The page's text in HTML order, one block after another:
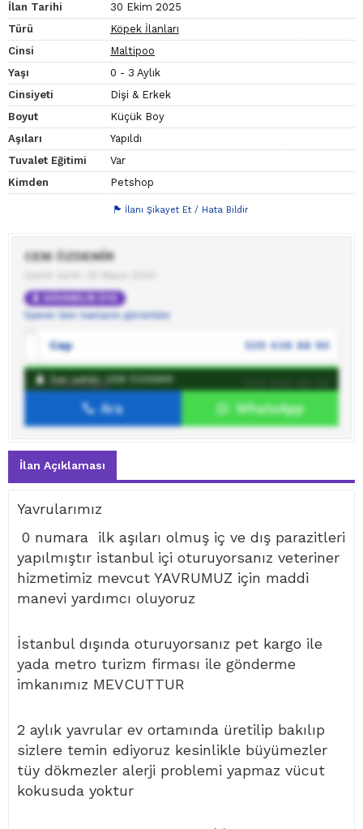
İlan Tarihi
30 Ekim 2025
Türü
Köpek İlanları
Cinsi
Maltipoo
Yaşı
0 - 3 Aylık
Cinsiyeti
Dişi & Erkek
Boyut
Küçük Boy
Aşıları
Yapıldı
Tuvalet Eğitimi
Var
Kimden
Petshop
İlanı Şikayet Et / Hata Bildir
CEM ÖZDEMİR
Üyenin tüm ilanlarını görüntüle
Cep 539 436 88 90
WhatsApp
İlan sahibine mesaj gönder
İlan sahibi: CEM ÖZDEMİR
Ara WhatsApp
İlan Açıklaması
Yavrularımız
0 numara ilk aşıları olmuş iç ve dış parazitleri
yapılmıştır istanbul içi oturuyorsanız veteriner
hizmetimiz mevcut YAVRUMUZ için maddi
manevi yardımcı oluyoruz
İstanbul dışında oturuyorsanız pet kargo ile
yada metro turizm firması ile gönderme
imkanımız MEVCUTTUR
2 aylık yavrular ev ortamında üretilip bakılıp
sizlere temin ediyoruz kesinlikle büyümezler
tüy dökmezler alerji problemi yapmaz vücut
kokusuda yoktur